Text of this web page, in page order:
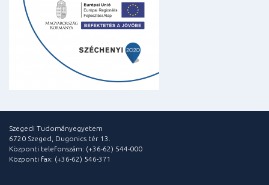
Szegedi Tudományegyetem
6720 Szeged, Dugonics tér 13.
Központi telefonszám: (+36-62) 544-000
Központi fax: (+36-62) 546-371